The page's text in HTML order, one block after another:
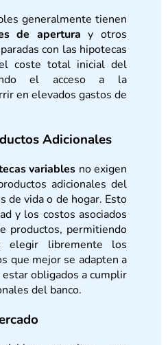
generalmente tienen
de apertura y otros
con las hipotecas
coste total inicial del
el acceso a la
en elevados gastos de
Adicionales
variables no exigen
adicionales del
de vida o de hogar. Esto
y los costos asociados
productos, permitiendo
elegir libremente los
que mejor se adapten a
obligados a cumplir
del banco.